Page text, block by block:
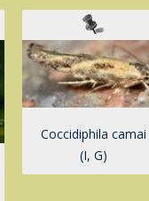
Coccidiphila camai
(I, G)